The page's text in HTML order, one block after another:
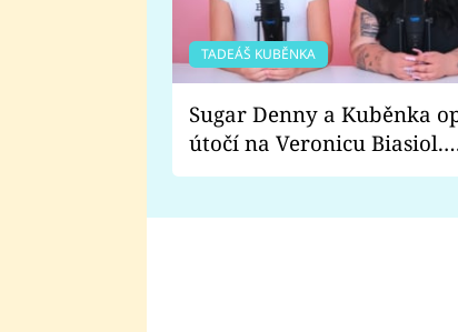
TADEÁŠ KUBĚNKA
Sugar Denny a Kuběnka
útočí na Veronicu Biasiol.
Proč je podle nich falešná